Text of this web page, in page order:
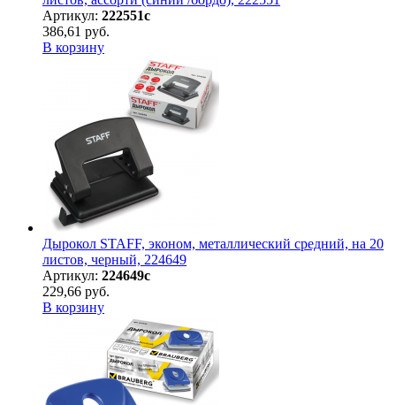
Артикул: 222551с
386,61 руб.
В корзину
Дырокол STAFF, эконом, металлический средний, на 20
листов, черный, 224649
Артикул: 224649с
229,66 руб.
В корзину